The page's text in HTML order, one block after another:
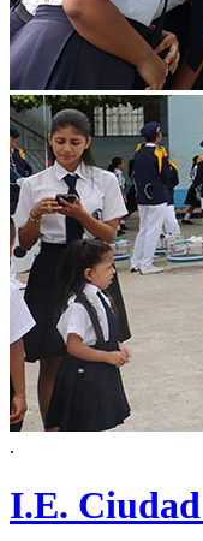
.
I.E.